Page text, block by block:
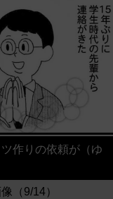
作りの依頼が（ゆ
（9/14）